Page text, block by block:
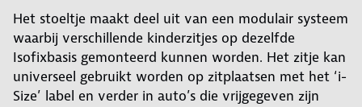
Het stoeltje maakt deel uit van een modulair systeem
waarbij verschillende kinderzitjes op dezelfde
Isofixbasis gemonteerd kunnen worden. Het zitje kan
universeel gebruikt worden op zitplaatsen met het ‘i-
Size’ label en verder in auto’s die vrijgegeven zijn